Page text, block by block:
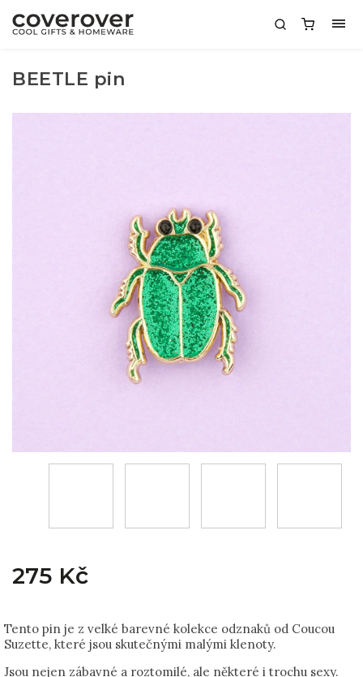
BEETLE pin
275 Kč
Tento pin je z velké barevné kolekce odznaků od Coucou
Suzette, které jsou skutečnými malými klenoty.
Jsou nejen zábavné a roztomilé, ale některé i trochu sexy.